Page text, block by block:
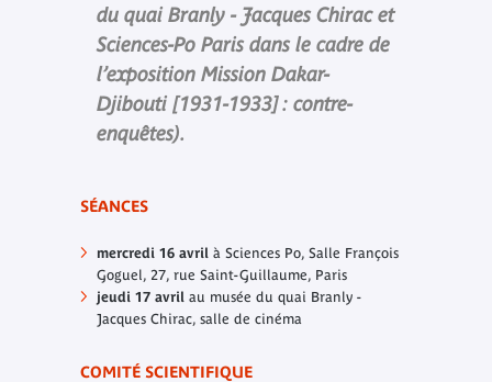
du quai Branly - Jacques Chirac et
Sciences-Po Paris dans le cadre de
l’exposition Mission Dakar-
Djibouti [1931-1933] : contre-
enquêtes).
SÉANCES
mercredi 16 avril à Sciences Po, Salle François
Goguel, 27, rue Saint-Guillaume, Paris
jeudi 17 avril au musée du quai Branly -
Jacques Chirac, salle de cinéma
COMITÉ SCIENTIFIQUE